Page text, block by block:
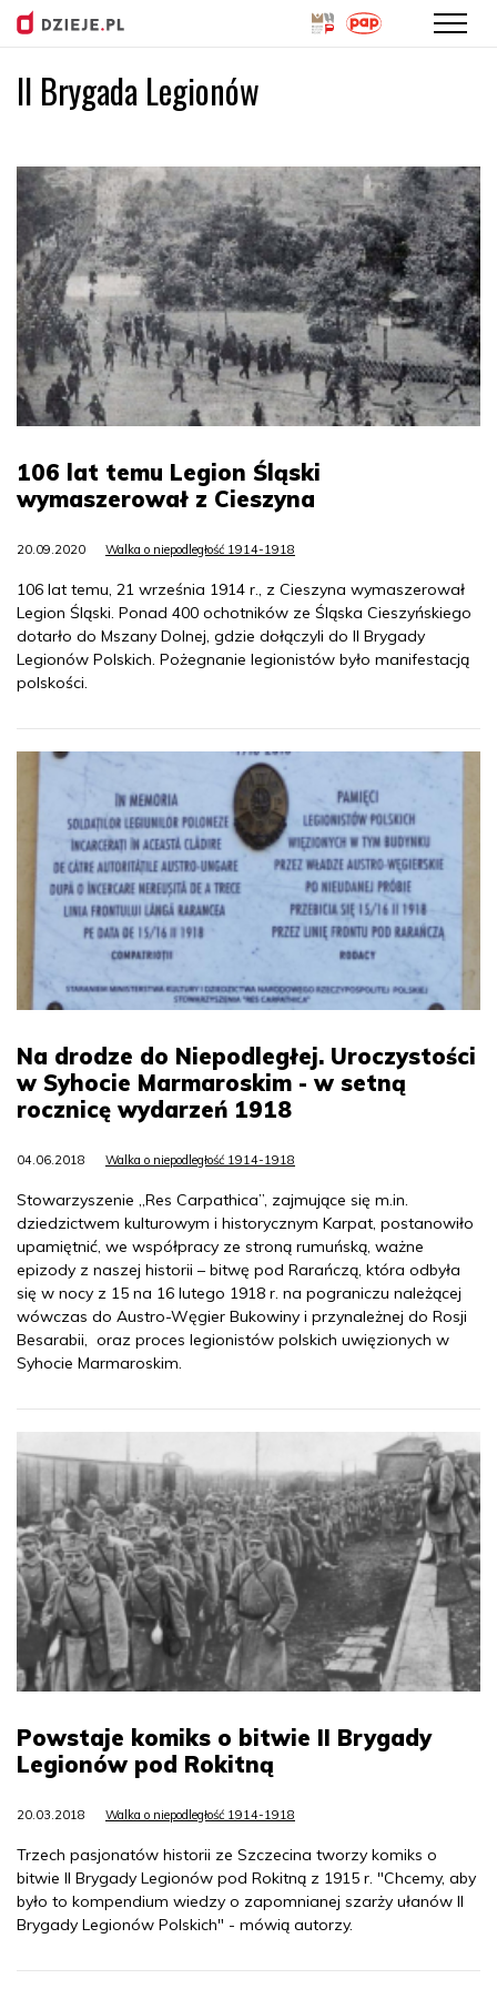
Przejdź
do
II Brygada Legionów
106 lat temu Legion Śląski
wymaszerował z Cieszyna
20.09.2020 Walka o niepodległość 1914-1918
106 lat temu, 21 września 1914 r., z Cieszyna wymaszerował
Legion Śląski. Ponad 400 ochotników ze Śląska Cieszyńskiego
dotarło do Mszany Dolnej, gdzie dołączyli do II Brygady
Legionów Polskich. Pożegnanie legionistów było manifestacją
polskości.
Na drodze do Niepodległej. Uroczystości
w Syhocie Marmaroskim - w setną
rocznicę wydarzeń 1918
04.06.2018 Walka o niepodległość 1914-1918
Stowarzyszenie „Res Carpathica”, zajmujące się m.in.
dziedzictwem kulturowym i historycznym Karpat, postanowiło
upamiętnić, we współpracy ze stroną rumuńską, ważne
epizody z naszej historii – bitwę pod Rarańczą, która odbyła
się w nocy z 15 na 16 lutego 1918 r. na pograniczu należącej
wówczas do Austro-Węgier Bukowiny i przynależnej do Rosji
Besarabii, oraz proces legionistów polskich uwięzionych w
Syhocie Marmaroskim.
Powstaje komiks o bitwie II Brygady
Legionów pod Rokitną
20.03.2018 Walka o niepodległość 1914-1918
Trzech pasjonatów historii ze Szczecina tworzy komiks o
bitwie II Brygady Legionów pod Rokitną z 1915 r. "Chcemy, aby
było to kompendium wiedzy o zapomnianej szarży ułanów II
Brygady Legionów Polskich" - mówią autorzy.